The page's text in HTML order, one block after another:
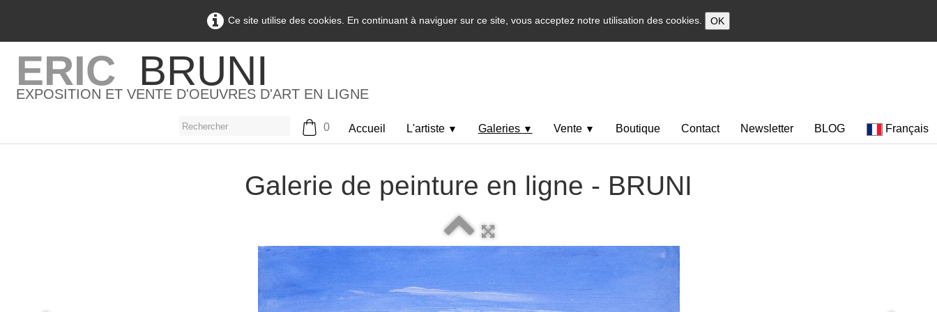
Ce site utilise des cookies. En continuant à naviguer sur ce site, vous acceptez notre utilisation des cookies. OK
ERIC BRUNI
EXPOSITION ET VENTE D'OEUVRES D'ART EN LIGNE
0 Accueil L'artiste ▼ Galeries ▼ Vente ▼ Boutique Contact Newsletter BLOG Français
Galerie de peinture en ligne - BRUNI